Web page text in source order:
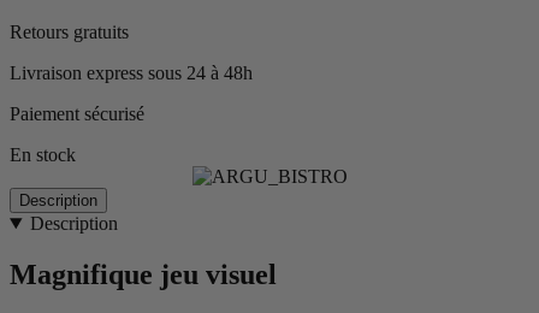
Retours gratuits
Livraison express sous 24 à 48h
Paiement sécurisé
En stock
Description
Description
Magnifique jeu visuel